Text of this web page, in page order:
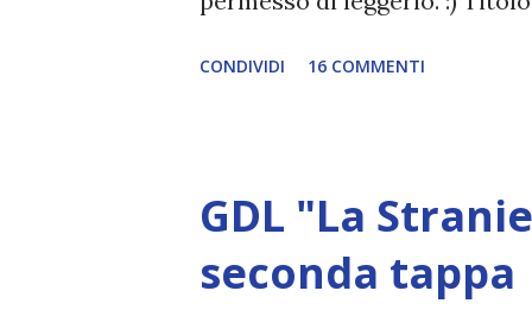
principio di tutto. Alice non è
vagheggiava tra labirinti di
della propria identità. Per
CONDIVIDI 16 COMMENTI
GDL "La
seconda tappa